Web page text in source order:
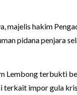
majelis hakim
pidana penjara
Lembong terbukti
terkait impor gula